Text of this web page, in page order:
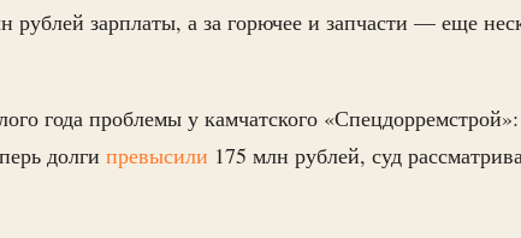
рублей зарплаты, а за горючее и запчасти — еще
года проблемы у камчатского
долги превысили 175 млн рублей, суд